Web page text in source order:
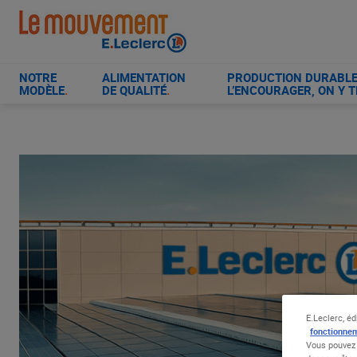
Aller
contenu
NOTRE
MODÈLE.
ALIMENTATION
DE QUALITÉ.
PRODUCTION
L’ENCOURAGER, ON Y
E.Leclerc,
Vous